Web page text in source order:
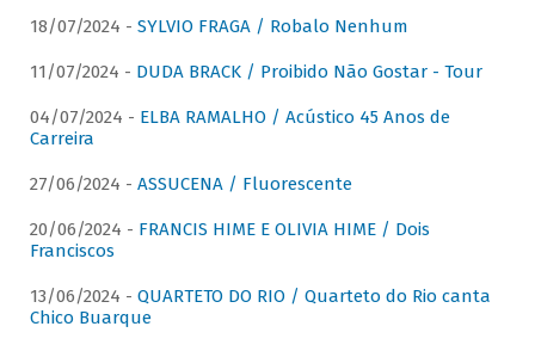
18/07/2024 - SYLVIO FRAGA / Robalo Nenhum
11/07/2024 - DUDA BRACK / Proibido Não Gostar - Tour
04/07/2024 - ELBA RAMALHO / Acústico 45 Anos de
Carreira
27/06/2024 - ASSUCENA / Fluorescente
20/06/2024 - FRANCIS HIME E OLIVIA HIME / Dois
Franciscos
13/06/2024 - QUARTETO DO RIO / Quarteto do Rio canta
Chico Buarque